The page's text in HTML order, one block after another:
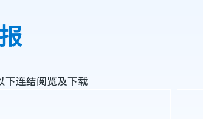
下连结阅览及下载